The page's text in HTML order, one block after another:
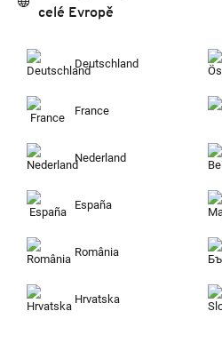
celé Evropě
Deutschland
France
Nederland
España
România
Hrvatska